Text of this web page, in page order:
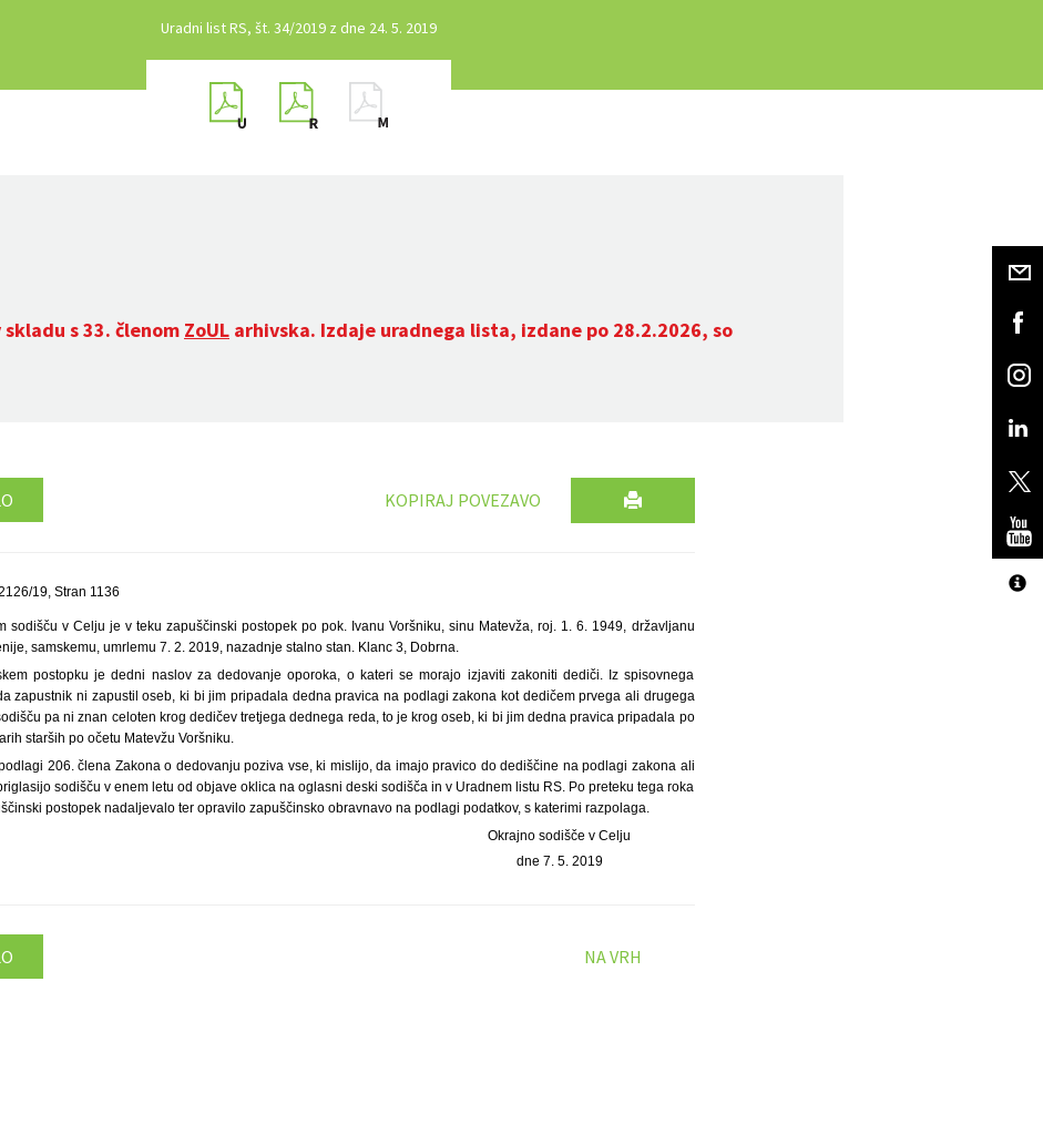
Uradni list RS, št. 34/2019 z dne 24. 5. 2019
s 33. členom ZoUL arhivska. Izdaje uradnega lista, izdane po 28.2.2026, so
KOPIRAJ POVEZAVO
19, Stran 1136
sodišču v Celju je v teku zapuščinski postopek po pok. Ivanu Voršniku, sinu Matevža, roj. 1. 6. 1949, državljanu
samskemu, umrlemu 7. 2. 2019, nazadnje stalno stan. Klanc 3, Dobrna.
postopku je dedni naslov za dedovanje oporoka, o kateri se morajo izjaviti zakoniti dediči. Iz spisovnega
zapustnik ni zapustil oseb, ki bi jim pripadala dedna pravica na podlagi zakona kot dedičem prvega ali drugega
pa ni znan celoten krog dedičev tretjega dednega reda, to je krog oseb, ki bi jim dedna pravica pripadala po
starših po očetu Matevžu Voršniku.
206. člena Zakona o dedovanju poziva vse, ki mislijo, da imajo pravico do dediščine na podlagi zakona ali
sodišču v enem letu od objave oklica na oglasni deski sodišča in v Uradnem listu RS. Po preteku tega roka
postopek nadaljevalo ter opravilo zapuščinsko obravnavo na podlagi podatkov, s katerimi razpolaga.
Okrajno sodišče v Celju
dne 7. 5. 2019
NA VRH